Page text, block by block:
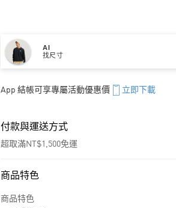
AI
找尺寸
App 結帳可享專屬活動優惠價 立即下載
付款與運送方式
超取滿NT$1,500免運
付款方式
信用卡一次付款
商品特色
商品特色